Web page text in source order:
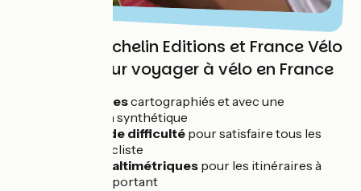
Une carte Michelin Editions et France Vélo
Tourisme pour voyager à vélo en France
75 itinérairescartographiés et avec une
description synthétique
3 niveaux de difficulté pour satisfaire tous les
types de cycliste
profils altimétriques pour les itinéraires à
dénivelé important